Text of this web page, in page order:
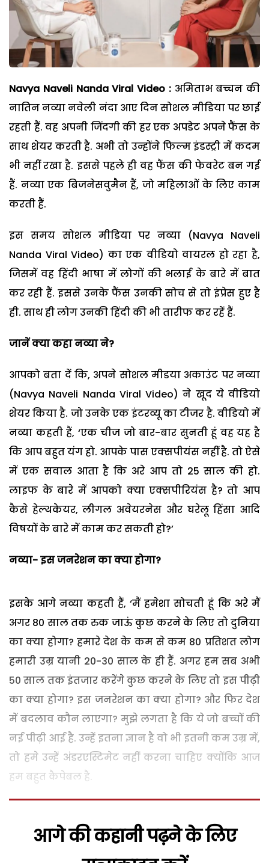
Navya Naveli Nanda Viral Video : अमिताभ बच्चन की
नातिन नव्या नवेली नंदा आए दिन सोशल मीडिया पर छाई
रहती हैं. वह अपनी जिंदगी की हर एक अपडेट अपने फैंस के
साथ शेयर करती है. अभी तो उन्होंने फिल्म इंडस्ट्री में कदम
भी नहीं रखा है. इससे पहले ही वह फैंस की फेवरेट बन गई
हैं. नव्या एक बिजनेसवुमैन हैं, जो महिलाओं के लिए काम
करती हैं.
इस समय सोशल मीडिया पर नव्या (Navya Naveli
Nanda Viral Video) का एक वीडियो वायरल हो रहा है,
जिसमें वह हिंदी भाषा में लोगों की भलाई के बारे में बात
कर रही हैं. इससे उनके फैंस उनकी सोच से तो इंप्रेस हुए है
ही. साथ ही लोग उनकी हिंदी की भी तारीफ कर रहें हैं.
जानें क्या कहा नव्या ने?
आपको बता दें कि, अपने सोशल मीडया अकाउंट पर नव्या
(Navya Naveli Nanda Viral Video) ने खूद ये वीडियो
शेयर किया है. जो उनके एक इंटरव्यू का टीजर है. वीडियो में
नव्या कहती हैं, ‘एक चीज जो बार-बार सुनती हूं वह यह है
कि आप बहुत यंग हो. आपके पास एक्सपीयंस नहीं है. तो ऐसे
में एक सवाल आता है कि अरे आप तो 25 साल की हो.
लाइफ के बारे में आपको क्या एक्सपीरियंस है? तो आप
कैसे हेल्थकेयर, लीगल अवेयरनेस और घरेलू हिंसा आदि
विषयों के बारे में काम कर सकती हो?’
नव्या- इस जनरेशन का क्या होगा?
इसके आगे नव्या कहती हैं, ‘मैं हमेशा सोचती हूं कि अरे मैं
अगर 80 साल तक रुक जाऊं कुछ करने के लिए तो दुनिया
का क्या होगा? हमारे देश के कम से कम 80 प्रतिशत लोग
हमारी उम्र यानी 20-30 साल के ही हैं. अगर हम सब अभी
50 साल तक इंतजार करेंगे कुछ करने के लिए तो इस पीढ़ी
का क्या होगा? इस जनरेशन का क्या होगा? और फिर देश
में बदलाव कौन लाएगा? मुझे लगता है कि ये जो बच्चों की
नई पीढ़ी आई है. उन्हें इतना ज्ञान है वो भी इतनी कम उम्र में,
तो हमे उन्हें अंडरएस्टिमेट नहीं करना चाहिए क्योंकि आज
हम बहुत कैपेबल है.
आगे की कहानी पढ़ने के लिए